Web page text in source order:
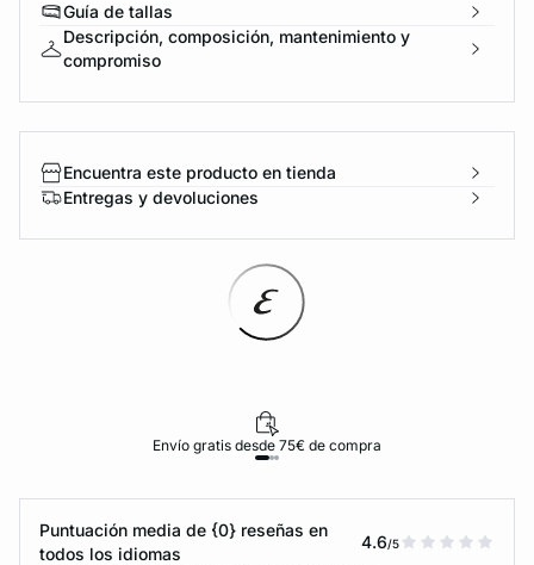
Guía de tallas
Descripción, composición, mantenimiento y
compromiso
Encuentra este producto en tienda
Entregas y devoluciones
Envío gratis desde 75€ de compra
Puntuación media de {0} reseñas en
todos los idiomas
4.6/5